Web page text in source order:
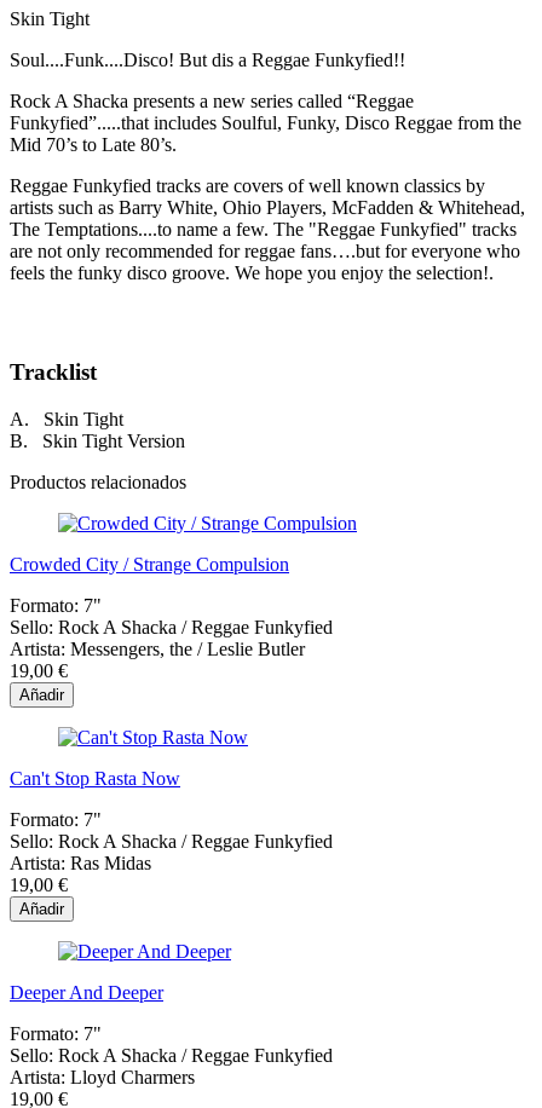
Skin Tight
Soul....Funk....Disco! But dis a Reggae Funkyfied!!
Rock A Shacka presents a new series called “Reggae
Funkyfied”.....that includes Soulful, Funky, Disco Reggae from the
Mid 70’s to Late 80’s.
Reggae Funkyfied tracks are covers of well known classics by
artists such as Barry White, Ohio Players, McFadden & Whitehead,
The Temptations....to name a few. The "Reggae Funkyfied" tracks
are not only recommended for reggae fans….but for everyone who
feels the funky disco groove. We hope you enjoy the selection!.
Tracklist
A. Skin Tight
B. Skin Tight Version
Productos relacionados
Crowded City / Strange Compulsion
Formato: 7"
Sello: Rock A Shacka / Reggae Funkyfied
Artista: Messengers, the / Leslie Butler
19,00 €
Añadir
Can't Stop Rasta Now
Formato: 7"
Sello: Rock A Shacka / Reggae Funkyfied
Artista: Ras Midas
19,00 €
Añadir
Deeper And Deeper
Formato: 7"
Sello: Rock A Shacka / Reggae Funkyfied
Artista: Lloyd Charmers
19,00 €